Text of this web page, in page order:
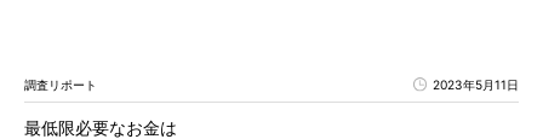
調査リポート 2023年5月11日
最低限必要なお金は